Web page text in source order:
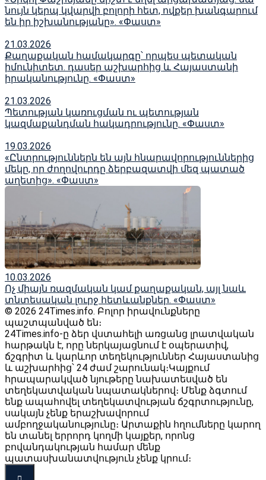
նույն կերպ կվարվի բոլորի հետ, ովքեր խանգարում
են իր իշխանությանը». «Փաստ»
21.03.2026
Քաղաքական համակարգը՝ որպես պետական
իմունիտետ. դասեր աշխարհից և Հայաստանի
իրականությունը. «Փաստ»
21.03.2026
Պետության կառուցման ու պետության
կազմաքանդման հակադրությունը. «Փաստ»
19.03.2026
«Ընտրություններն են այն հնարավորություններից
մեկը, որ ժողովուրդը ձերբազատվի մեզ պատած
աղետից». «Փաստ»
10.03.2026
Ոչ միայն ռազմական կամ քաղաքական, այլ նաև
տնտեսական լուրջ հետևանքներ. «Փաստ»
© 2026 24Times.info․ Բոլոր իրավունքները
պաշտպանված են։
24Times.info-ը ձեր վստահելի առցանց լրատվական
հարթակն է, որը ներկայացնում է օպերատիվ,
ճշգրիտ և կարևոր տեղեկություններ Հայաստանից
և աշխարհից՝ 24 ժամ շարունակ։Կայքում
հրապարակված նյութերը նախատեսված են
տեղեկատվական նպատակներով։ Մենք ձգտում
ենք ապահովել տեղեկատվության ճշգրտությունը,
սակայն չենք երաշխավորում
ամբողջականությունը։ Արտաքին հղումները կարող
են տանել երրորդ կողմի կայքեր, որոնց
բովանդակության համար մենք
պատասխանատվություն չենք կրում։